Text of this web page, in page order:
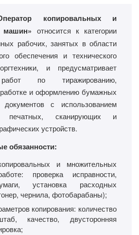
копировальных и
машин» относится к категории
рабочих, занятых в области
обеспечения и технического
и предусматривает
по тиражированию,
и оформлению бумажных
с использованием
печатных, сканирующих и
устройств.
обязанности:
и множительных
проверка исправности,
установка расходных
чернила, фотобарабаны);
копирования: количество
качество, двусторонняя